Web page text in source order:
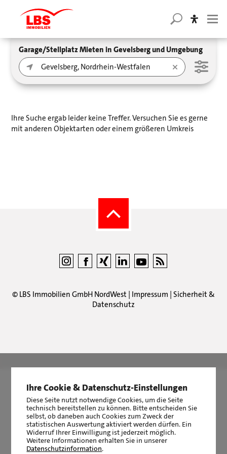
Garage/Stellplatz Mieten in Gevelsberg und Umgebung
Ihre Suche ergab leider keine Treffer. Versuchen Sie es gerne
mit anderen Objektarten oder einem größeren Umkreis
© LBS Immobilien GmbH NordWest | Impressum | Sicherheit &
Datenschutz
|2511Bewertungen auf ProvenExpert.com
Ihre Cookie & Datenschutz-Einstellungen
Diese Seite nutzt notwendige Cookies, um die Seite
technisch bereitstellen zu können. Bitte entscheiden Sie
selbst, ob daneben auch Cookies zum Zweck der
statistischen Auswertung aktiviert werden dürfen. Ein
Widerruf Ihrer Einwilligung ist jederzeit möglich.
Weitere Informationen erhalten Sie in unserer
Datenschutzinformation.